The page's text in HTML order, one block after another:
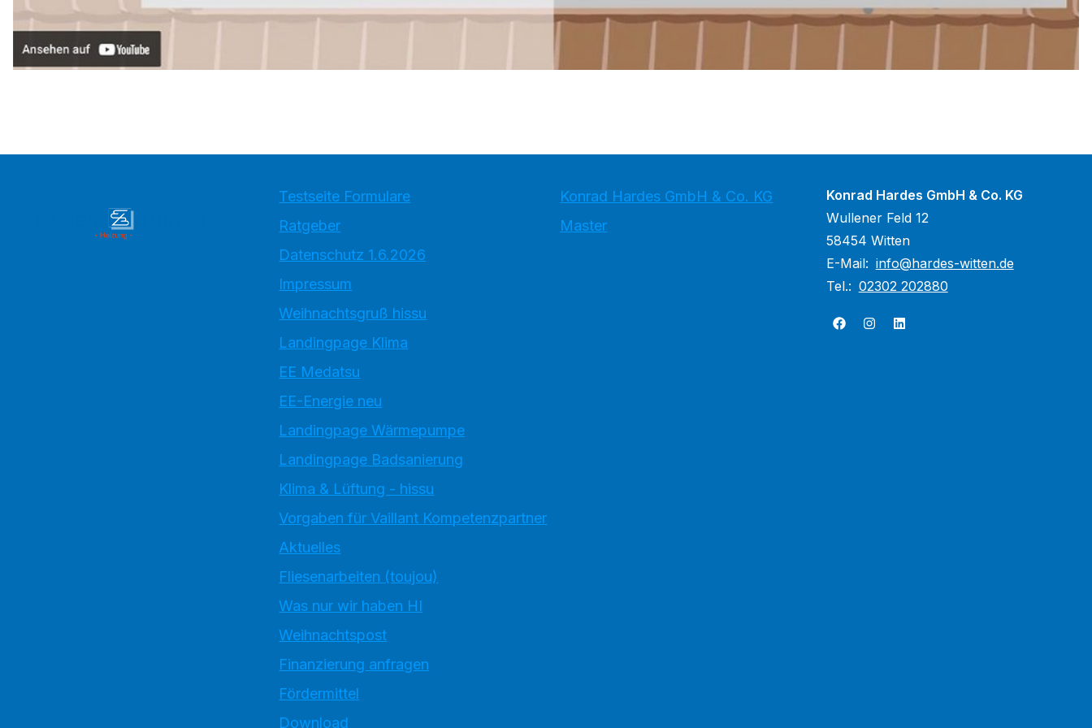
Testseite Formulare
Ratgeber
Datenschutz 1.6.2026
Impressum
Weihnachtsgruß hissu
Landingpage Klima
EE Medatsu
EE-Energie neu
Landingpage Wärmepumpe
Landingpage Badsanierung
Klima & Lüftung - hissu
Vorgaben für Vaillant Kompetenzpartner
Aktuelles
Fliesenarbeiten (toujou)
Was nur wir haben HI
Weihnachtspost
Finanzierung anfragen
Fördermittel
Download
Konrad Hardes GmbH & Co. KG
Master
Konrad Hardes GmbH & Co. KG
Wullener Feld 12
58454 Witten
E-Mail: info@hardes-witten.de
Tel.: 02302 202880